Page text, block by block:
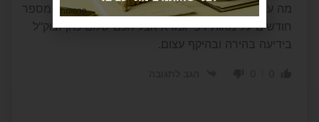
מה עם החתן שהוא גם ת"ח מופלג שנבחן רק לפני מספר
חודשים על מאות דפי גמרא אצל חכם שלום כהן זצוק"ל
בידיעה בהירה ובהיקף עצום.
פרסומת